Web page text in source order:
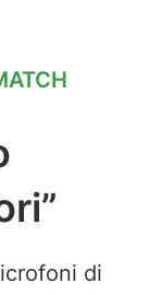
di